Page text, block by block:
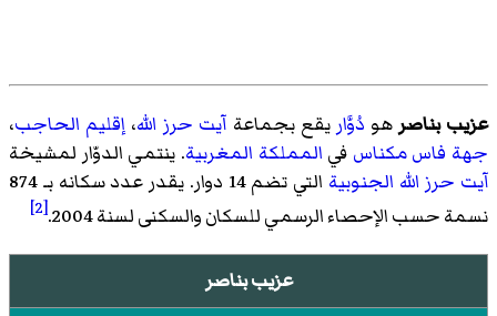
عزيب بناصرهو دُوَّار يقع بجماعة آيت حرز الله، إقليم الحاجب،
جهة فاس مكناس في المملكة المغربية. ينتمي الدوّار لمشيخة
آيت حرز الله الجنوبية
التي تضم 14 دوار. يقدر عدد سكانه بـ 874
نسمة حسب الإحصاء الرسمي للسكان والسكنى لسنة 2004.
[2]
عزيب بناصر